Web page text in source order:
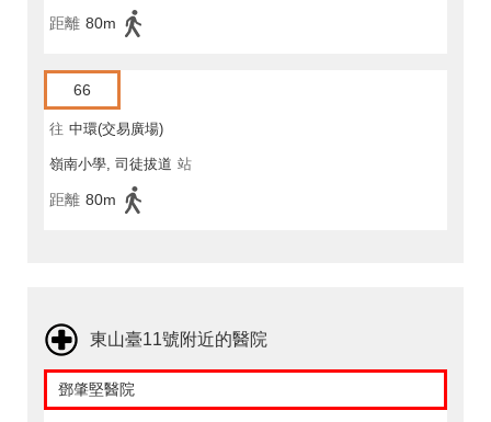
距離 80m
66
往 中環(交易廣場)
嶺南小學, 司徒拔道 站
距離 80m
東山臺11號附近的醫院
鄧肇堅醫院